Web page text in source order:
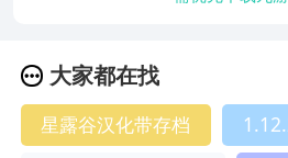
大家都在找
星露谷汉化带存档